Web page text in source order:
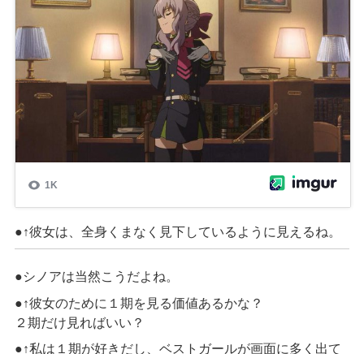
●↑彼女は、全身くまなく見下しているように見 えるね。
●シノアは当然こうだよね。
●↑彼女のために１期を見る価値あるかな？
２期だけ見ればいい？
●↑私は１期が好き だし ベストガールが画面に多く出て